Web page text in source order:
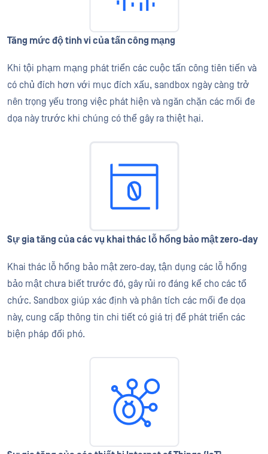
Tăng mức độ tinh vi của tấn công mạng
Khi tội phạm mạng phát triển các cuộc tấn công tiên tiến và
có chủ đích hơn với mục đích xấu, sandbox ngày càng trở
nên trọng yếu trong việc phát hiện và ngăn chặn các mối đe
dọa này trước khi chúng có thể gây ra thiệt hại.
Sự gia tăng của các vụ khai thác lỗ hổng bảo mật zero-day
Khai thác lỗ hổng bảo mật zero-day, tận dụng các lỗ hổng
bảo mật chưa biết trước đó, gây rủi ro đáng kể cho các tổ
chức. Sandbox giúp xác định và phân tích các mối đe dọa
này, cung cấp thông tin chi tiết có giá trị để phát triển các
biện pháp đối phó.